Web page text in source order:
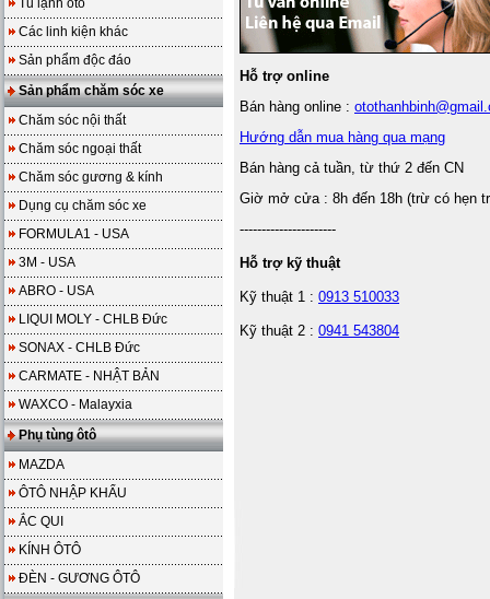
Tủ lạnh ôtô
Các linh kiện khác
Sản phẩm độc đáo
Sản phẩm chăm sóc xe
Chăm sóc nội thất
Chăm sóc ngoại thất
Chăm sóc gương & kính
Dụng cụ chăm sóc xe
FORMULA1 - USA
3M - USA
ABRO - USA
LIQUI MOLY - CHLB Đức
SONAX - CHLB Đức
CARMATE - NHẬT BẢN
WAXCO - Malayxia
Phụ tùng ôtô
MAZDA
ÔTÔ NHẬP KHẨU
ẮC QUI
KÍNH ÔTÔ
ĐÈN - GƯƠNG ÔTÔ
Hỗ trợ online
Bán hàng online :
Hướng dẫn mua hàng qua mạng
Bán hàng cả tuần, từ thứ 2 đến CN
Giờ mở cửa : 8h đến 18h (trừ có hẹn
----------------------
Hỗ trợ kỹ thuật
Kỹ thuật 1 : 0913 510033
Kỹ thuật 2 : 0941 543804